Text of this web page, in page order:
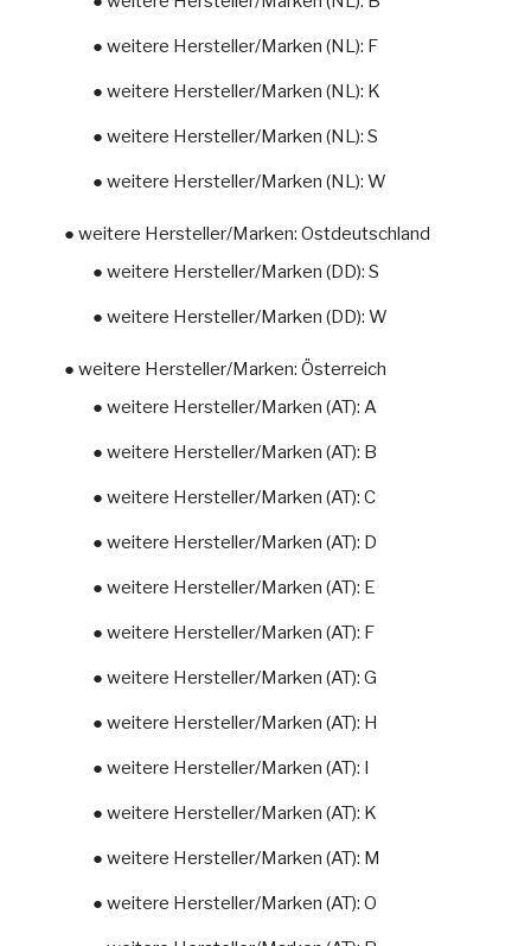
● weitere Hersteller/Marken (NL): F
● weitere Hersteller/Marken (NL): K
● weitere Hersteller/Marken (NL): S
● weitere Hersteller/Marken (NL): W
● weitere Hersteller/Marken: Ostdeutschland
● weitere Hersteller/Marken (DD): S
● weitere Hersteller/Marken (DD): W
● weitere Hersteller/Marken: Österreich
● weitere Hersteller/Marken (AT): A
● weitere Hersteller/Marken (AT): B
● weitere Hersteller/Marken (AT): C
● weitere Hersteller/Marken (AT): D
● weitere Hersteller/Marken (AT): E
● weitere Hersteller/Marken (AT): F
● weitere Hersteller/Marken (AT): G
● weitere Hersteller/Marken (AT): H
● weitere Hersteller/Marken (AT): I
● weitere Hersteller/Marken (AT): K
● weitere Hersteller/Marken (AT): M
● weitere Hersteller/Marken (AT): O